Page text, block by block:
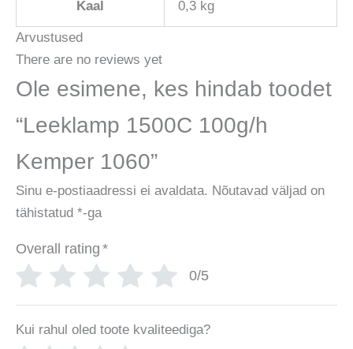
Kaal 0,3 kg
Arvustused
There are no reviews yet
Ole esimene, kes hindab toodet
“Leeklamp 1500C 100g/h
Kemper 1060”
Sinu e-postiaadressi ei avaldata. Nõutavad väljad on
tähistatud *-ga
Overall rating *
0/5
Kui rahul oled toote kvaliteediga?